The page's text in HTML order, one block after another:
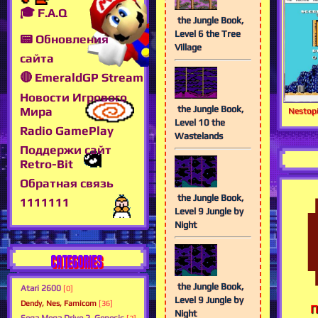
🎓 F.A.Q
📟 Обновления
сайта
🔴 EmeraldGP Stream
Новости Игрового
Мира
Radio GamePlay
Поддержи сайт
Retro-Bit
Обратная связь
1111111
CATEGORIES
Atari 2600 [0]
Dendy, Nes, Famicom [36]
the Jungle Book,
Level 6 the Tree
Village
the Jungle Book,
Level 10 the
Wastelands
the Jungle Book,
Level 9 Jungle by
Night
the Jungle Book,
Level 9 Jungle by
Night